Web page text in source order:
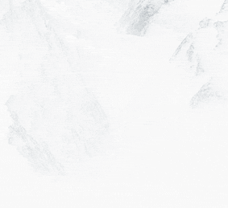
Hörnerbahn – Bolsterlang